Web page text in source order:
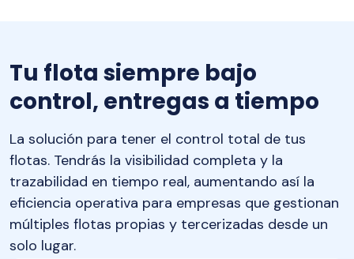
Tu flota siempre bajo
control, entregas a tiempo
La solución para tener el control total de tus
flotas. Tendrás la visibilidad completa y la
trazabilidad en tiempo real, aumentando así la
eficiencia operativa para empresas que gestionan
múltiples flotas propias y tercerizadas desde un
solo lugar.